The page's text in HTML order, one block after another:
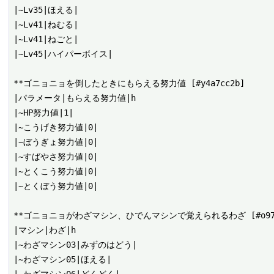
|~Lv35|ほえる|
|~Lv41|ねむる|
|~Lv41|ねごと|
|~Lv45|ハイパーボイス|
**ゴニョニョを倒したときにもらえる努力値 [#y4a7cc2b]
|パラメータ|もらえる努力値|h
|~HP努力値|1|
|~こうげき努力値|0|
|~ぼうぎょ努力値|0|
|~すばやさ努力値|0|
|~とくこう努力値|0|
|~とくぼう努力値|0|
**ゴニョニョがわざマシン、ひでんマシンで覚えられるわざ
|マシン|わざ|h
|~わざマシン03|みずのはどう|
|~わざマシン05|ほえる|